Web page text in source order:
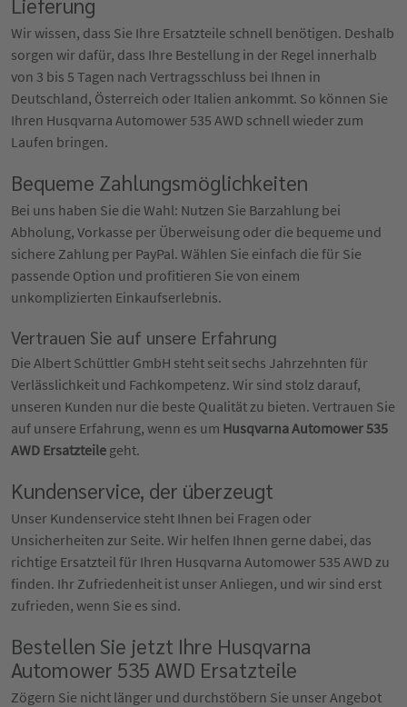
Wir wissen, dass Sie Ihre Ersatzteile schnell benötigen. Deshalb
sorgen wir dafür, dass Ihre Bestellung in der Regel innerhalb
von 3 bis 5 Tagen nach Vertragsschluss bei Ihnen in
Deutschland, Österreich oder Italien ankommt. So können Sie
Ihren Husqvarna Automower 535 AWD schnell wieder zum
Laufen bringen.
Bequeme Zahlungsmöglichkeiten
Bei uns haben Sie die Wahl: Nutzen Sie Barzahlung bei
Abholung, Vorkasse per Überweisung oder die bequeme und
sichere Zahlung per PayPal. Wählen Sie einfach die für Sie
passende Option und profitieren Sie von einem
unkomplizierten Einkaufserlebnis.
Vertrauen Sie auf unsere Erfahrung
Die Albert Schüttler GmbH steht seit sechs Jahrzehnten für
Verlässlichkeit und Fachkompetenz. Wir sind stolz darauf,
unseren Kunden nur die beste Qualität zu bieten. Vertrauen Sie
auf unsere Erfahrung, wenn es um Husqvarna Automower 535
AWD Ersatzteile geht.
Kundenservice, der überzeugt
Unser Kundenservice steht Ihnen bei Fragen oder
Unsicherheiten zur Seite. Wir helfen Ihnen gerne dabei, das
richtige Ersatzteil für Ihren Husqvarna Automower 535 AWD zu
finden. Ihr Zufriedenheit ist unser Anliegen, und wir sind erst
zufrieden, wenn Sie es sind.
Bestellen Sie jetzt Ihre Husqvarna
Automower 535 AWD Ersatzteile
Zögern Sie nicht länger und durchstöbern Sie unser Angebot